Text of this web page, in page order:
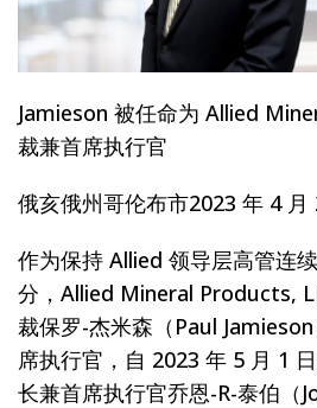
Jamieson 被任命为 Allied
裁兼首席执行官
俄亥俄州哥伦布市2023 年 4 月
作为保持 Allied 领导层高管连
分，Allied Mineral Products,
裁保罗-杰米森（Paul
席执行官，自 2023 年 5 月 1
长兼首席执行官乔恩-R-泰伯（